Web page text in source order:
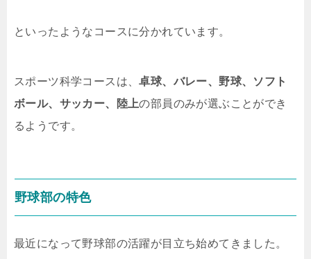
といったようなコースに分かれています。
スポーツ科学コースは、卓球、バレー、野球、ソフト
ボール、サッカー、陸上の部員のみが選ぶことができ
るようです。
野球部の特色
最近になって野球部の活躍が目立ち始めてきました。